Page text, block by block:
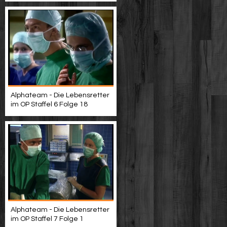
Alphateam - Die Lebensretter
im OP Staffel 6 Folge 18
Alphateam - Die Lebensretter
im OP Staffel 7 Folge 1